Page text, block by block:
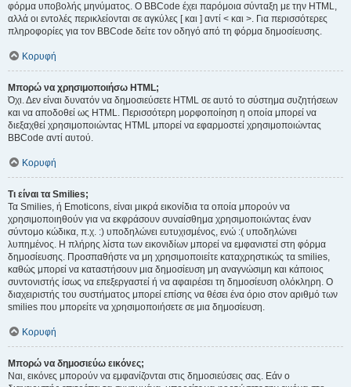
φόρμα υποβολής μηνύματος. Ο BBCode έχει παρόμοια σύνταξη με την HTML,
αλλά οι εντολές περικλείονται σε αγκύλες [ και ] αντί < και >. Για περισσότερες
πληροφορίες για τον BBCode δείτε τον οδηγό από τη φόρμα δημοσίευσης.
Κορυφή
Μπορώ να χρησιμοποιήσω HTML;
Όχι. Δεν είναι δυνατόν να δημοσιεύσετε HTML σε αυτό το σύστημα συζητήσεων
και να αποδοθεί ως HTML. Περισσότερη μορφοποίηση η οποία μπορεί να
διεξαχθεί χρησιμοποιώντας HTML μπορεί να εφαρμοστεί χρησιμοποιώντας
BBCode αντί αυτού.
Κορυφή
Τι είναι τα Smilies;
Τα Smilies, ή Emoticons, είναι μικρά εικονίδια τα οποία μπορούν να
χρησιμοποιηθούν για να εκφράσουν συναίσθημα χρησιμοποιώντας έναν
σύντομο κώδικα, π.χ. :) υποδηλώνει ευτυχισμένος, ενώ :( υποδηλώνει
λυπημένος. Η πλήρης λίστα των εικονιδίων μπορεί να εμφανιστεί στη φόρμα
δημοσίευσης. Προσπαθήστε να μη χρησιμοποιείτε καταχρηστικώς τα smilies,
καθώς μπορεί να καταστήσουν μια δημοσίευση μη αναγνώσιμη και κάποιος
συντονιστής ίσως να επεξεργαστεί ή να αφαιρέσει τη δημοσίευση ολόκληρη. Ο
διαχειριστής του συστήματος μπορεί επίσης να θέσει ένα όριο στον αριθμό των
smilies που μπορείτε να χρησιμοποιήσετε σε μια δημοσίευση.
Κορυφή
Μπορώ να δημοσιεύω εικόνες;
Ναι, εικόνες μπορούν να εμφανίζονται στις δημοσιεύσεις σας. Εάν ο